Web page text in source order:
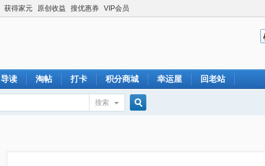
获得家元 原创收益 搜优惠券 VIP会员
导读 淘帖 打卡 积分商城 幸运屋 回老站
搜索